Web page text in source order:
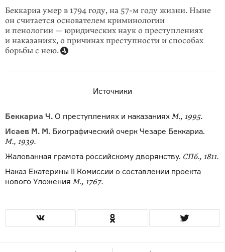
Беккариа умер в 1794 году, на 57-м году жизни. Ныне
он считается основателем криминологии
и пенологии — юридических наук о преступлениях
и наказаниях, о причинах преступности и способах
борьбы с нею.
Источники
Беккариа Ч. О преступлениях и наказаниях М., 1995.
Исаев М. М. Биографический очерк Чезаре Беккариа.
М., 1939.
Жалованная грамота российскому дворянству. СПб., 1811.
Наказ Екатерины II Комиссии о составлении проекта
нового Уложения М., 1767.